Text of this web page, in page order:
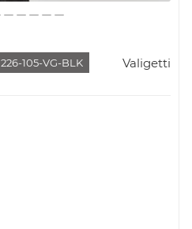
226-105-VG-BLK Valigetti